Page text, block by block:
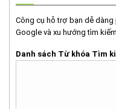
Công cụ hỗ trợ bạn dễ
Google và xu hướng tìm
Danh sách Từ khóa Tìm